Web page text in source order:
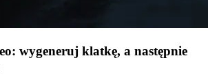
wygeneruj klatkę, a następnie